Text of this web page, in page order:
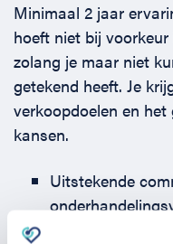
Minimaal 2 jaar
hoeft niet bij
zolang je maar niet
getekend heeft. Je
verkoopdoelen en
kansen.
Uitstekende
vermogen om